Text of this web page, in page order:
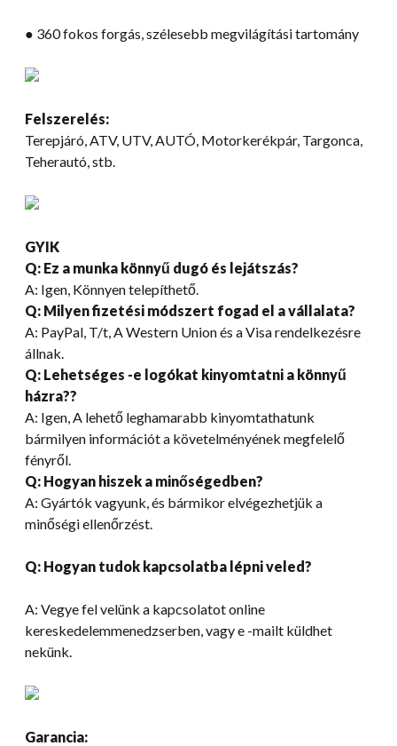
● 360 fokos forgás, szélesebb megvilágítási tartomány
Felszerelés:
Terepjáró, ATV, UTV, AUTÓ, Motorkerékpár, Targonca,
Teherautó, stb.
GYIK
Q: Ez a munka könnyű dugó és lejátszás?
A: Igen, Könnyen telepíthető.
Q: Milyen fizetési módszert fogad el a vállalata?
A: PayPal, T/t, A Western Union és a Visa rendelkezésre
állnak.
Q: Lehetséges -e logókat kinyomtatni a könnyű
házra??
A: Igen, A lehető leghamarabb kinyomtathatunk
bármilyen információt a követelményének megfelelő
fényről.
Q: Hogyan hiszek a minőségedben?
A: Gyártók vagyunk, és bármikor elvégezhetjük a
minőségi ellenőrzést.
Q: Hogyan tudok kapcsolatba lépni veled?
A: Vegye fel velünk a kapcsolatot online
kereskedelemmenedzserben, vagy e -mailt küldhet
nekünk.
Garancia: